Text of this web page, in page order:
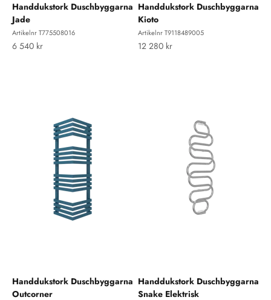
Handdukstork Duschbyggarna
Jade
Artikelnr T775508016
REA-pris
6 540 kr
Handdukstork Duschbyggarna
Kioto
Artikelnr T9118489005
REA-pris
12 280 kr
Handdukstork Duschbyggarna
Outcorner
Handdukstork Duschbyggarna
Snake Elektrisk